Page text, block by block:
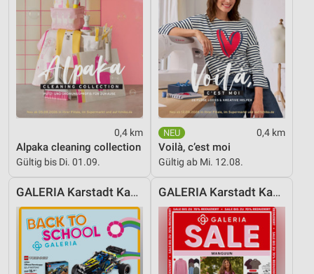
0,4 km
Alpaka cleaning collection
Gültig bis Di. 01.09.
0,4 km
Voilà, c’est moi
Gültig ab Mi. 12.08.
GALERIA Karstadt Kaufhof GALERIA Karstadt Kaufhof